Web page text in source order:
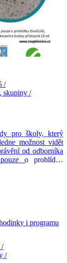
/
skupiny/
pro školy, který
možnost vidět
od odborníka
o prohlídku
i programu
/
/